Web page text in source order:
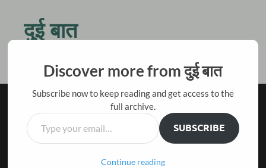
दुई बात
Discover more from दुई बात
Subscribe now to keep reading and get access to the
full archive.
SUBSCRIBE
Continue reading